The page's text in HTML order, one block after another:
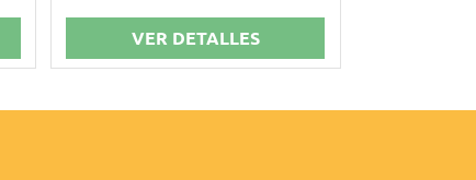
VER DETALLES